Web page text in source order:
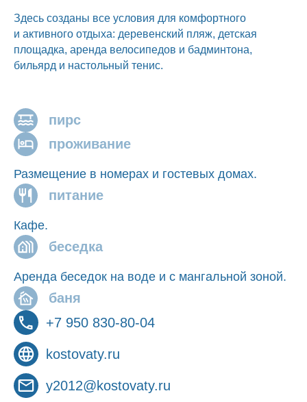
Здесь созданы все условия для комфортного
и активного отдыха: деревенский пляж, детская
площадка, аренда велосипедов и бадминтона,
бильярд и настольный тенис.
пирс
проживание
Размещение в номерах и гостевых домах.
питание
Кафе.
беседка
Аренда беседок на воде и с мангальной зоной.
баня
+7 950 830-80-04
kostovaty.ru
y2012@kostovaty.ru